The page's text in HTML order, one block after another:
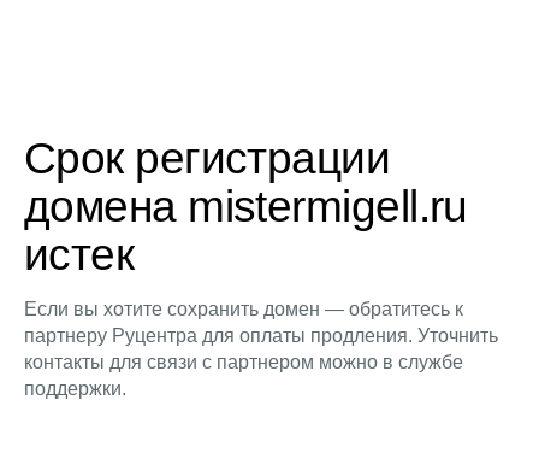
Срок регистрации
домена mistermigell.ru
истек
Если вы хотите сохранить домен — обратитесь к
партнеру Руцентра для оплаты продления. Уточнить
контакты для связи с партнером можно в службе
поддержки.